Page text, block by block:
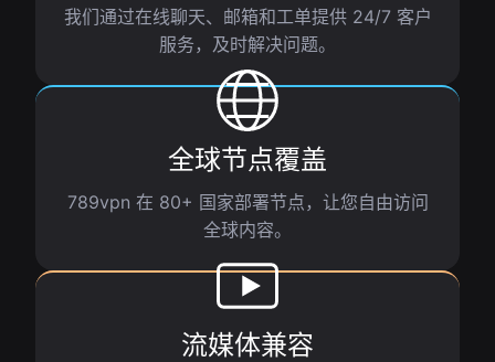
我们通过在线聊天、邮箱和工单提供 24/7 客户
服务，及时解决问题。
全球节点覆盖
789vpn 在 80+ 国家部署节点，让您自由访问
全球内容。
流媒体兼容